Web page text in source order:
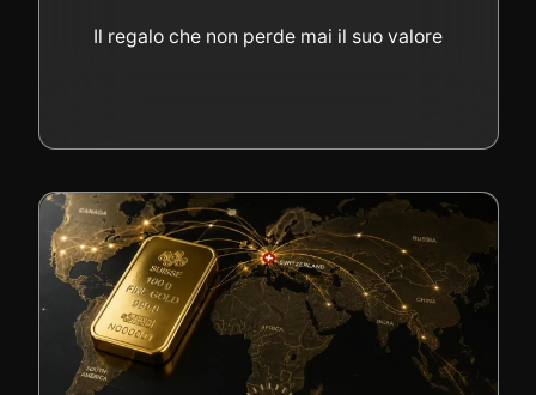
Il regalo che non perde mai il suo valore